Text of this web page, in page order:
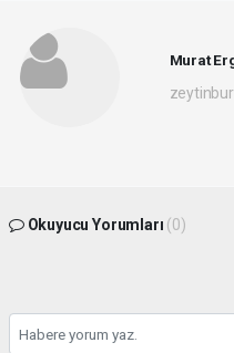
Murat
Okuyucu Yorumları (0)